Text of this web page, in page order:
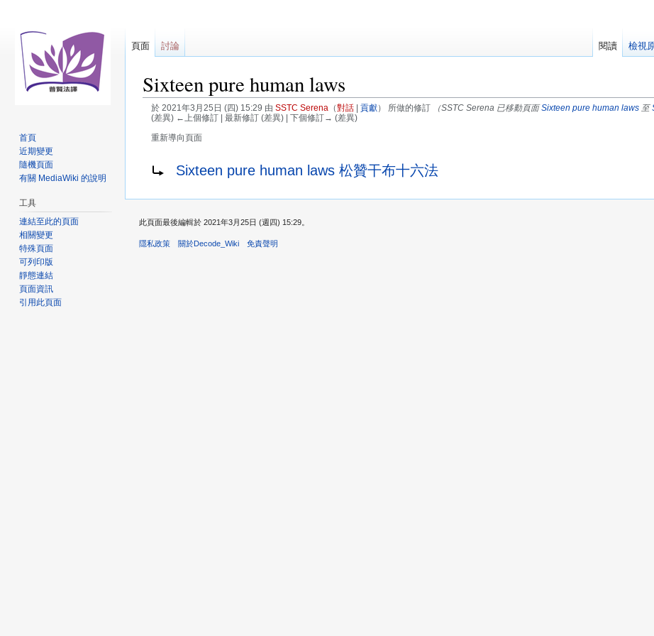
Sixteen pure human laws
於 2021年3月25日 (四) 15:29 由 SSTC Serena （對話| 貢獻） 所做的修訂 （SSTC Serena 已移動頁面Sixteen pure human laws至
(差異) ←上個修訂 | 最新修訂 (差異) | 下個修訂→ (差異)
重新導向頁面
重新導向至：Sixteen pure human laws 松贊干布十六法
頁面 討論 閱讀 檢視
首頁
近期變更
隨機頁面
有關 MediaWiki 的說明
工具
連結至此的頁面
相關變更
特殊頁面
可列印版
靜態連結
頁面資訊
引用此頁面
此頁面最後編輯於 2021年3月25日 (週四) 15:29。
隱私政策 關於Decode_Wiki 免責聲明